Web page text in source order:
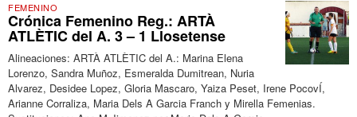
FEMENINO
Crónica Femenino Reg.: ARTÀ
ATLÈTIC del A. 3 – 1 Llosetense
Alineaciones: ARTÀ ATLÈTIC del A.: Marina Elena
Lorenzo, Sandra Muñoz, Esmeralda Dumitrean, Nuria
Alvarez, Desidee Lopez, Gloria Mascaro, Yaiza Peset, Irene PocovÍ,
Arianne Corraliza, Maria Dels A Garcia Franch y Mirella Femenias.